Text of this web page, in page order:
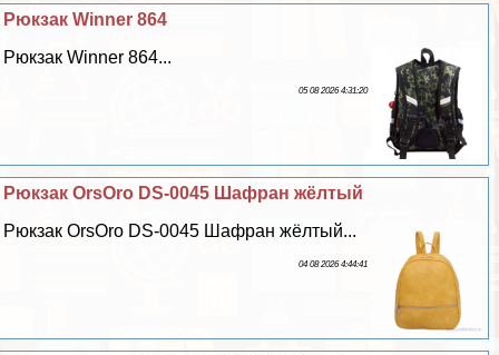
Рюкзак Winner 864
Рюкзак Winner 864...
05 08 2026 4:31:20
Рюкзак OrsOro DS-0045 Шафран жёлтый
Рюкзак OrsOro DS-0045 Шафран жёлтый...
04 08 2026 4:44:41